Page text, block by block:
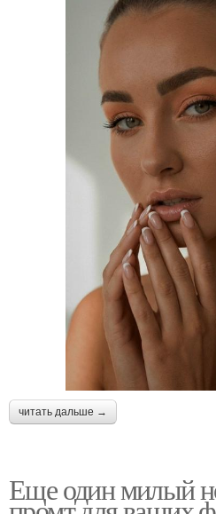
читать дальше →
Еще один милый